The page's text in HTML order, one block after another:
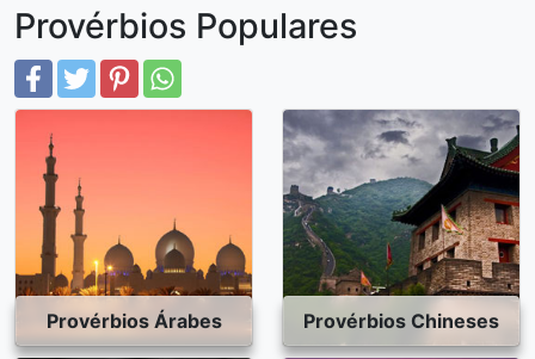
Provérbios Populares
Provérbios Árabes Provérbios Chineses